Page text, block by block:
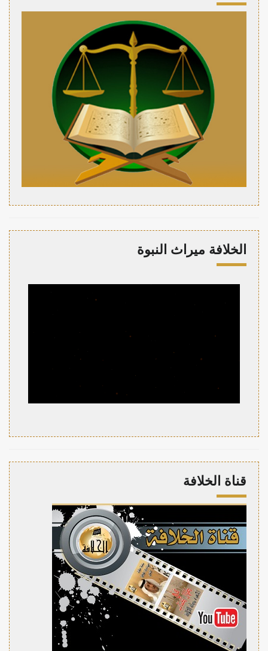
الخلافة ميراث النبوة
قناة الخلافة